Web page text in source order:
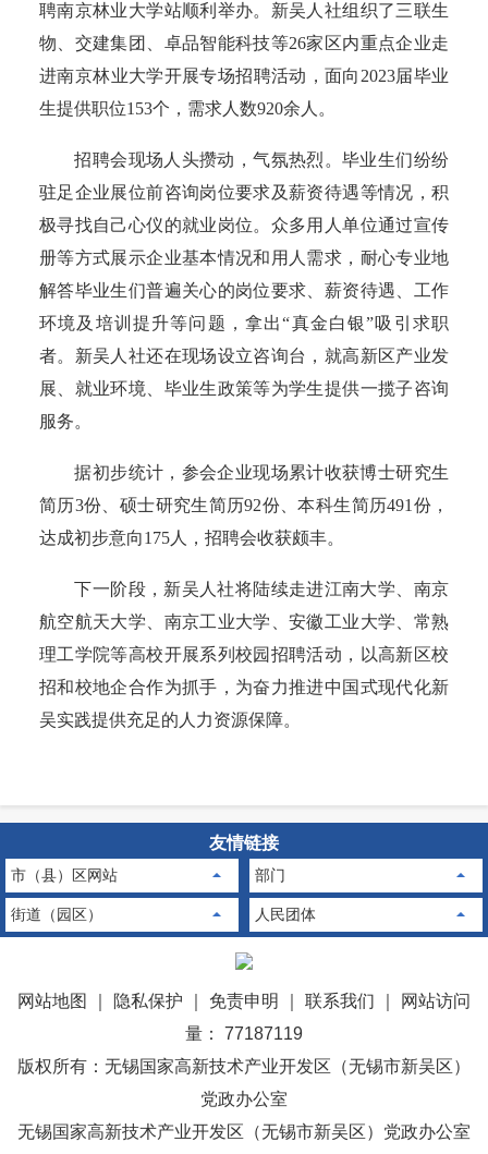
聘南京林业大学站顺利举办。新吴人社组织了三联生
物、交建集团、卓品智能科技等26家区内重点企业走
进南京林业大学开展专场招聘活动，面向2023届毕业
生提供职位153个，需求人数920余人。
招聘会现场人头攒动，气氛热烈。毕业生们纷纷
驻足企业展位前咨询岗位要求及薪资待遇等情况，积
极寻找自己心仪的就业岗位。众多用人单位通过宣传
册等方式展示企业基本情况和用人需求，耐心专业地
解答毕业生们普遍关心的岗位要求、薪资待遇、工作
环境及培训提升等问题，拿出“真金白银”吸引求职
者。新吴人社还在现场设立咨询台，就高新区产业发
展、就业环境、毕业生政策等为学生提供一揽子咨询
服务。
据初步统计，参会企业现场累计收获博士研究生
简历3份、硕士研究生简历92份、本科生简历491份，
达成初步意向175人，招聘会收获颇丰。
下一阶段，新吴人社将陆续走进江南大学、南京
航空航天大学、南京工业大学、安徽工业大学、常熟
理工学院等高校开展系列校园招聘活动，以高新区校
招和校地企合作为抓手，为奋力推进中国式现代化新
吴实践提供充足的人力资源保障。
友情链接
市（县）区网站 部门
街道（园区） 人民团体
网站地图 隐私保护 免责申明 联系我们
网站访问
量： 77187119
版权所有：无锡国家高新技术产业开发区（无锡市新吴区）
党政办公室
无锡国家高新技术产业开发区（无锡市新吴区）党政办公室